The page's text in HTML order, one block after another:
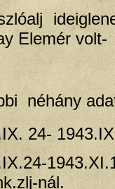
Elemér volt-
néhány
24-
nál.